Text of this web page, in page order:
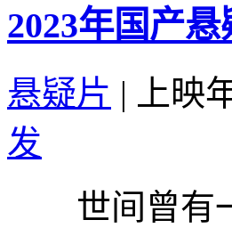
2023年国产
悬疑片 | 上映
发
世间曾有一